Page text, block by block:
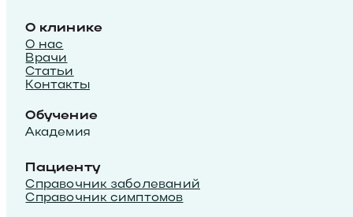
О клинике
О нас
Врачи
Статьи
Контакты
Обучение
Академия
Пациенту
Справочник заболеваний
Справочник симптомов